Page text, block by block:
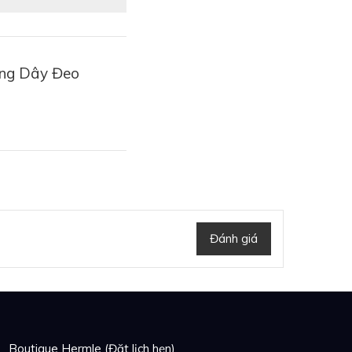
Dây Đeo
Đánh giá
Boutique Hermle (Đặt lịch hẹn)